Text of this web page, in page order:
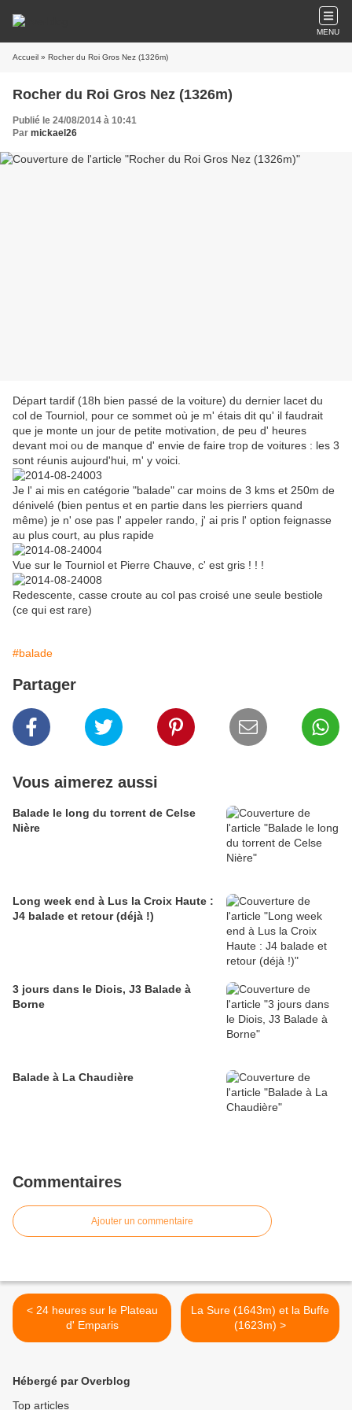
MENU
Accueil » Rocher du Roi Gros Nez (1326m)
Rocher du Roi Gros Nez (1326m)
Publié le 24/08/2014 à 10:41
Par mickael26
Départ tardif (18h bien passé de la voiture) du dernier lacet du
col de Tourniol, pour ce sommet où je m' étais dit qu' il faudrait
que je monte un jour de petite motivation, de peu d' heures
devant moi ou de manque d' envie de faire trop de voitures : les 3
sont réunis aujourd'hui, m' y voici.
Je l' ai mis en catégorie "balade" car moins de 3 kms et 250m de
dénivelé (bien pentus et en partie dans les pierriers quand
même) je n' ose pas l' appeler rando, j' ai pris l' option feignasse
au plus court, au plus rapide
Vue sur le Tourniol et Pierre Chauve, c' est gris ! ! !
Redescente, casse croute au col pas croisé une seule bestiole
(ce qui est rare)
#balade
Partager
Vous aimerez aussi
Balade le long du torrent de Celse
Nière
Long week end à Lus la Croix Haute :
J4 balade et retour (déjà !)
3 jours dans le Diois, J3 Balade à
Borne
Balade à La Chaudière
Commentaires
Ajouter un commentaire
< 24 heures sur le Plateau
d' Emparis
La Sure (1643m) et la Buffe
(1623m) >
Hébergé par Overblog
Top articles